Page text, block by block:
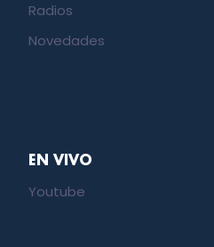
Radios
Novedades
EN VIVO
Youtube